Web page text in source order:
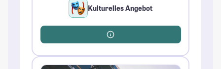
Kulturelles Angebot